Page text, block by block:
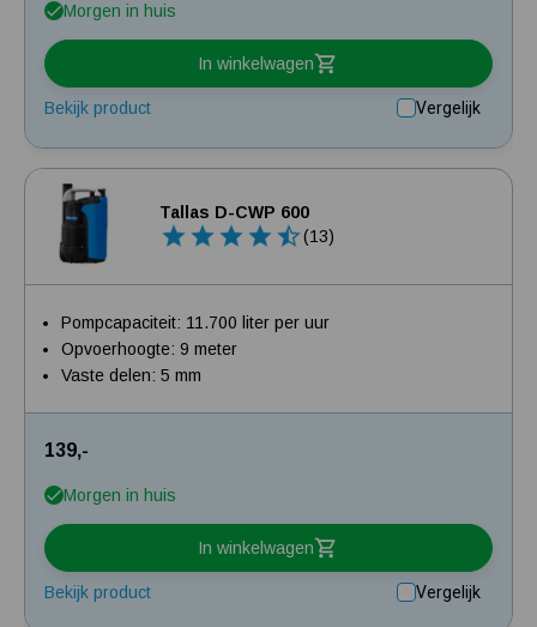
Morgen in huis
In winkelwagen
Bekijk product Vergelijk
Tallas D-CWP 600
(13)
Pompcapaciteit: 11.700 liter per uur
Opvoerhoogte: 9 meter
Vaste delen: 5 mm
139,-
Morgen in huis
In winkelwagen
Bekijk product Vergelijk